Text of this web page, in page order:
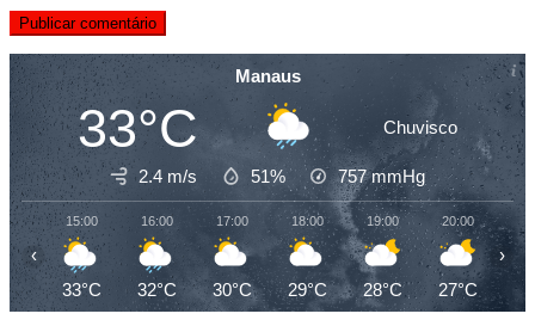
Manaus
33°C Chuvisco
2.4 m/s 51% 757mmHg
15:00
33°C
16:00
32°C
17:00
30°C
18:00
29°C
19:00
28°C
20:00
27°C
‹ ›